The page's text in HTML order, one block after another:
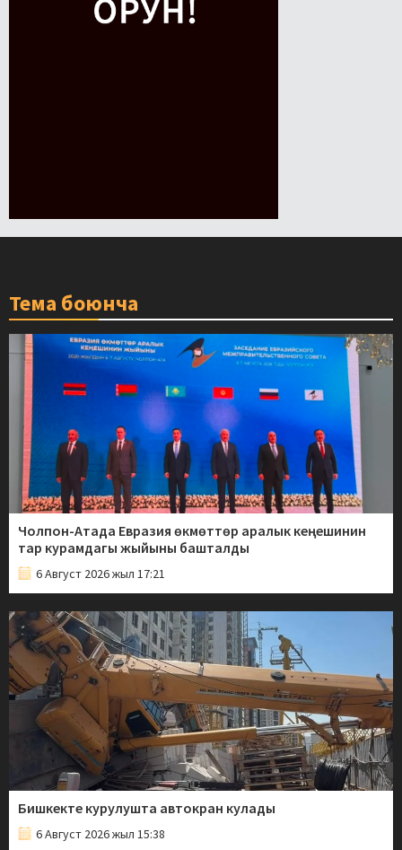
Тема боюнча
Чолпон-Атада Евразия өкмөттөр аралык кеңешинин
тар курамдагы жыйыны башталды
6 Август 2026 жыл 17:21
Бишкекте курулушта автокран кулады
6 Август 2026 жыл 15:38